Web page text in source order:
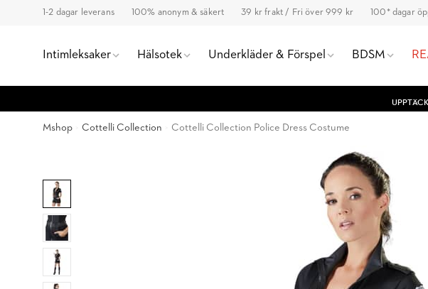
1-2 dagar leverans 100% anonym & säkert 39 kr frakt / Fri över 999 kr 100* dagar
Intimleksaker Hälsotek Underkläder & Förspel BDSM
Mshop Cottelli Collection Cottelli Collection Police Dress Costume